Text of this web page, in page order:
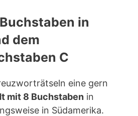
in
dem
C
eine gern
mit 8 Buchstaben in
in Südamerika.